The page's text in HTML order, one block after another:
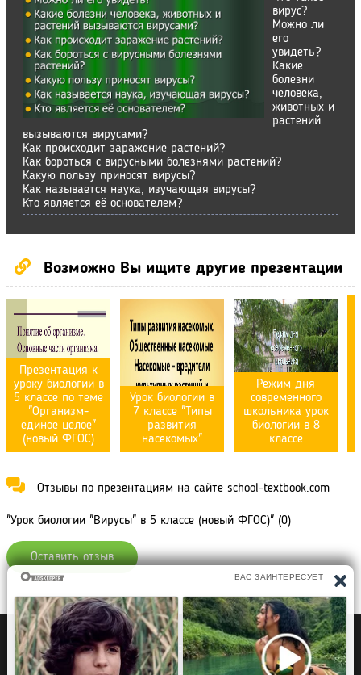
вирус?
Можно ли
его
увидеть?
Какие
болезни
человека,
животных и
растений
вызываются вирусами?
Как происходит заражение растений?
Как бороться с вирусными болезнями растений?
Какую пользу приносят вирусы?
Как называется наука, изучающая вирусы?
Кто является её основателем?
Возможно Вы ищите другие презентации
Презентация к
уроку биологии в
5 классе по теме
"Организм-
единое целое"
(новый ФГОС)
Урок биологии в
7 классе "Типы
развития
насекомых"
Режим дня
современного
школьника урок
биологии в 8
классе
Отзывы по презентациям на сайте school-textbook.com
"Урок биологии "Вирусы" в 5 классе (новый ФГОС)" (0)
Оставить отзыв
Политика конфиденциальности
Правообладателям